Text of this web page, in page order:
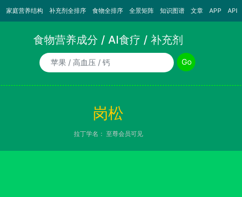
家庭营养结构 补充剂全排序 食物全排序 全景矩阵 知识图谱 文章 APP API
食物营养成分 / AI食疗 / 补充剂
食物/AI食疗诉求/补充剂名称
Go
岗松
拉丁学名： 至尊会员可见